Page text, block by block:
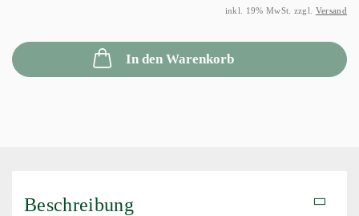
inkl. 19% MwSt. zzgl. Versand
In den Warenkorb
Beschreibung